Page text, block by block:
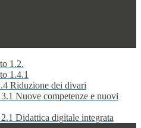
1.2.
1.4.1
Riduzione dei divari
Nuove competenze e nuovi
Didattica digitale integrata